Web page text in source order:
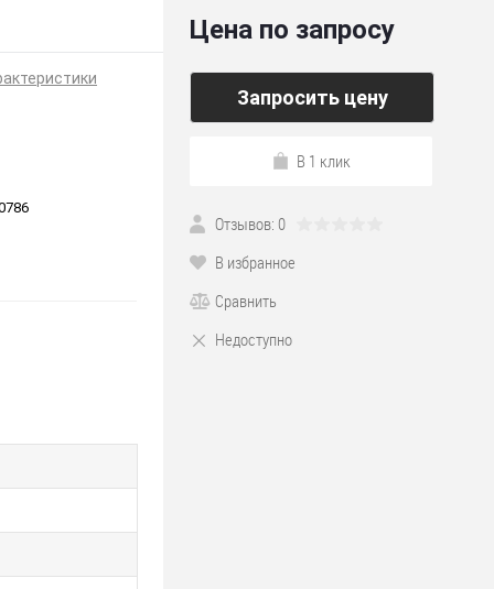
Цена по запросу
Запросить цену
В 1 клик
Отзывов: 0
В избранное
Сравнить
Недоступно